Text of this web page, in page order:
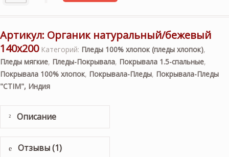
Артикул: Органик натуральный/бежевый
140х200 Категорий: Пледы 100% хлопок (пледы хлопок),
Пледы мягкие, Пледы-Покрывала, Покрывала 1.5-спальные,
Покрывала 100% хлопок, Покрывала-Пледы, Покрывала-Пледы
"CTIM", Индия
Описание
Отзывы (1)